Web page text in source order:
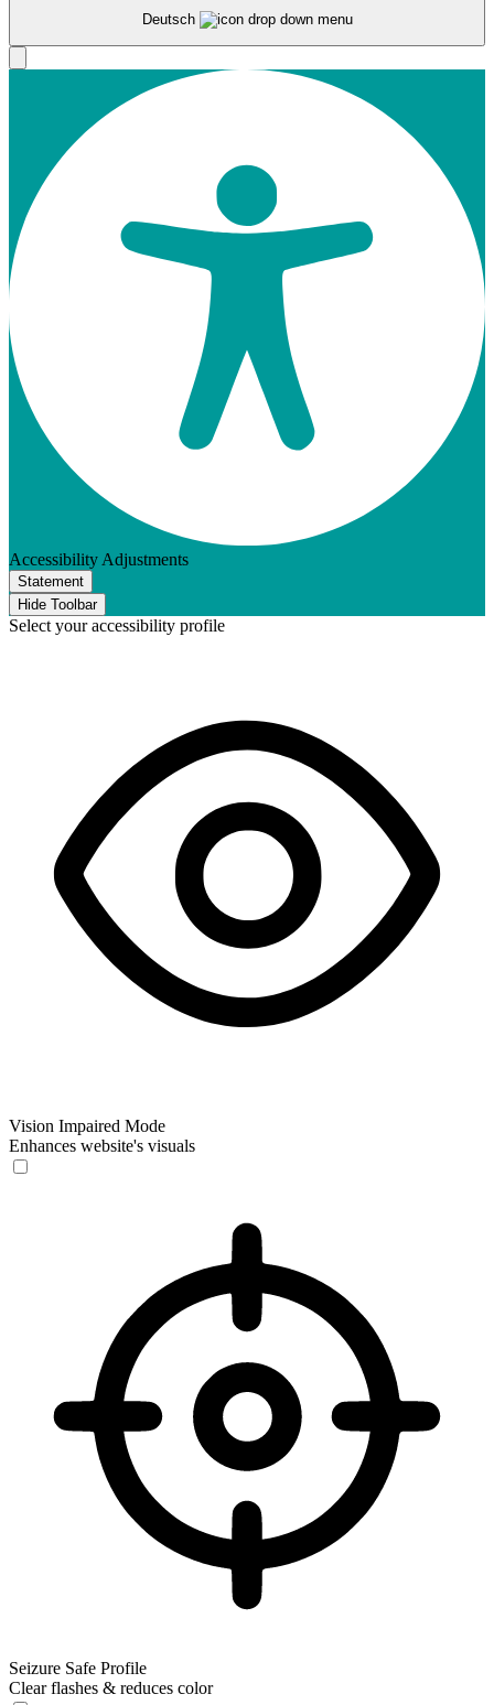
Deutsch
Accessibility Adjustments
Statement
Hide Toolbar
Select your accessibility profile
Vision Impaired Mode
Enhances website's visuals
Seizure Safe Profile
Clear flashes & reduces color